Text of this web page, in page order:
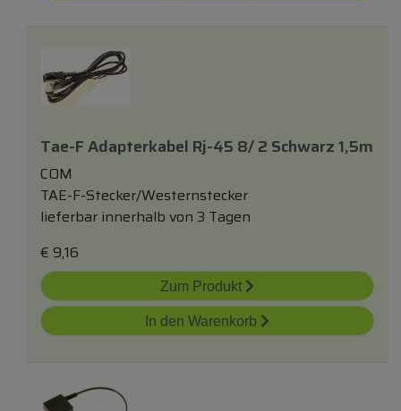
Tae-F Adapterkabel Rj-45 8/ 2 Schwarz 1,5m
COM
TAE-F-Stecker/Westernstecker
lieferbar innerhalb von 3 Tagen
€ 9,16
Zum Produkt
In den Warenkorb